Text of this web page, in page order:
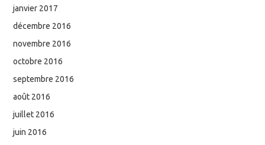
janvier 2017
décembre 2016
novembre 2016
octobre 2016
septembre 2016
août 2016
juillet 2016
juin 2016